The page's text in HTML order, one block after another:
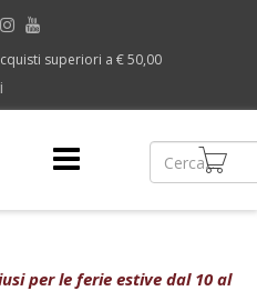
superiori a € 50,00
per le ferie estive dal 10 al